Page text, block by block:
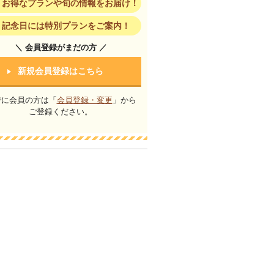
お得なプランや旬の情報をお届け！
記念日には特別プランをご案内！
＼ 会員登録がまだの方 ／
新規会員登録はこちら
会員の方は「 会員登録・変更 」から
ご登録ください。